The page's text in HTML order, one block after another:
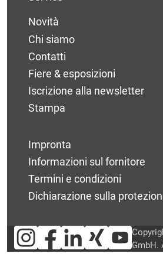
Novità
Chi siamo
Contatti
Fiere & esposizioni
Iscrizione alla newsletter
Stampa
Impronta
Informazioni sul fornitore
Termini e condizioni
Dichiarazione sulla
GmbH.